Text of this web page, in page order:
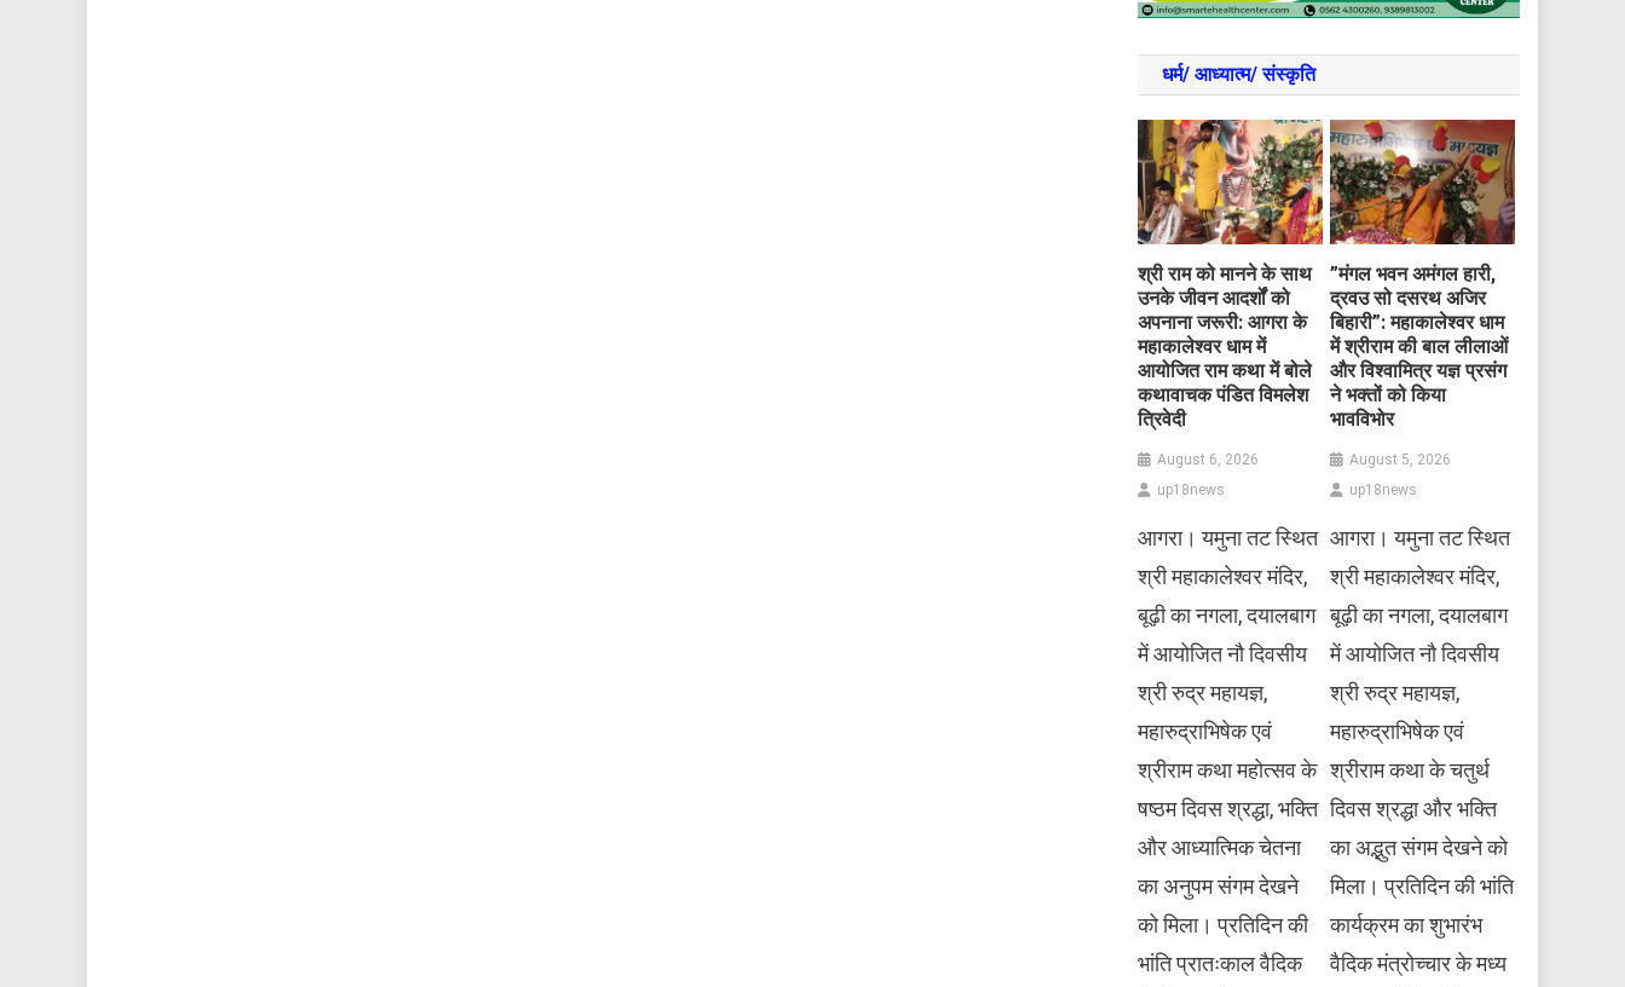
धर्म/ आध्‍यात्‍म/ संस्‍कृति
​श्री राम को मानने के साथ
उनके जीवन आदर्शों को
अपनाना जरूरी: आगरा के
महाकालेश्वर धाम में
आयोजित राम कथा में बोले
कथावाचक पंडित विमलेश
त्रिवेदी
August 6, 2026
up18news
आगरा। यमुना तट स्थित
श्री महाकालेश्वर मंदिर,
बूढ़ी का नगला, दयालबाग
में आयोजित नौ दिवसीय
श्री रुद्र महायज्ञ,
महारुद्राभिषेक एवं
श्रीराम कथा महोत्सव के
षष्ठम दिवस श्रद्धा, भक्ति
और आध्यात्मिक चेतना
का अनुपम संगम देखने
को मिला। प्रतिदिन की
भांति प्रातःकाल वैदिक
​”मंगल भवन अमंगल हारी,
द्रवउ सो दसरथ अजिर
बिहारी”: महाकालेश्वर धाम
में श्रीराम की बाल लीलाओं
और विश्वामित्र यज्ञ प्रसंग
ने भक्तों को किया
भावविभोर
August 5, 2026
up18news
आगरा। यमुना तट स्थित
श्री महाकालेश्वर मंदिर,
बूढ़ी का नगला, दयालबाग
में आयोजित नौ दिवसीय
श्री रुद्र महायज्ञ,
महारुद्राभिषेक एवं
श्रीराम कथा के चतुर्थ
दिवस श्रद्धा और भक्ति
का अद्भुत संगम देखने को
मिला। प्रतिदिन की भांति
कार्यक्रम का शुभारंभ
वैदिक मंत्रोच्चार के मध्य